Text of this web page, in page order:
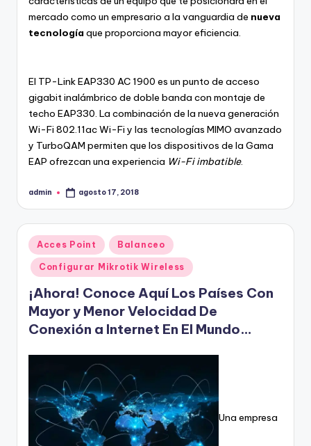
mercado como un empresario a la vanguardia de nueva
tecnología que proporciona mayor eficiencia.
El TP-Link EAP330 AC 1900 es un punto de acceso
gigabit inalámbrico de doble banda con montaje de
techo EAP330. La combinación de la nueva generación
Wi-Fi 802.11ac Wi-Fi y las tecnologías MIMO avanzado
y TurboQAM permiten que los dispositivos de la Gama
EAP ofrezcan una experiencia Wi-Fi imbatible.
Publicado
admin agosto 17, 2018
Publicado
en
Acces Point Balanceo
Configurar Mikrotik Wireless
¡Ahora! Conoce Aquí Los Países Con
Mayor y Menor Velocidad De
Conexión a Internet En El Mundo…
Una empresa